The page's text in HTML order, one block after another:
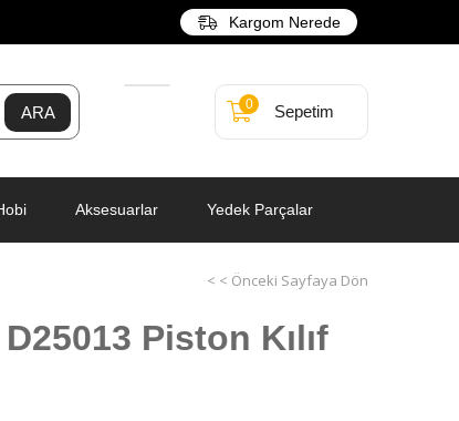
Kargom Nerede
Sepetim
0
Aksesuarlar Yedek Parçalar
< < Önceki Sayfaya Dön
Piston Kılıf